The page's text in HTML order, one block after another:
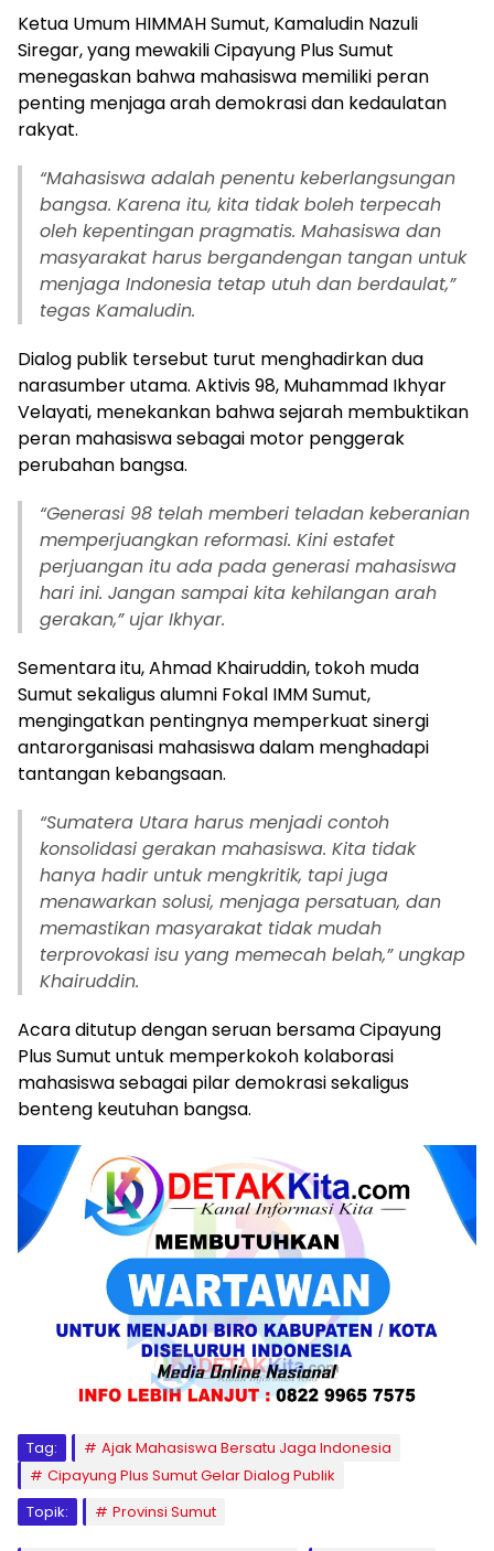
Ketua Umum HIMMAH Sumut, Kamaludin Nazuli
Siregar, yang mewakili Cipayung Plus Sumut
menegaskan bahwa mahasiswa memiliki peran
penting menjaga arah demokrasi dan kedaulatan
rakyat.
“Mahasiswa adalah penentu keberlangsungan
bangsa. Karena itu, kita tidak boleh terpecah
oleh kepentingan pragmatis. Mahasiswa dan
masyarakat harus bergandengan tangan untuk
menjaga Indonesia tetap utuh dan berdaulat,”
tegas Kamaludin.
Dialog publik tersebut turut menghadirkan dua
narasumber utama. Aktivis 98, Muhammad Ikhyar
Velayati, menekankan bahwa sejarah membuktikan
peran mahasiswa sebagai motor penggerak
perubahan bangsa.
“Generasi 98 telah memberi teladan keberanian
memperjuangkan reformasi. Kini estafet
perjuangan itu ada pada generasi mahasiswa
hari ini. Jangan sampai kita kehilangan arah
gerakan,” ujar Ikhyar.
Sementara itu, Ahmad Khairuddin, tokoh muda
Sumut sekaligus alumni Fokal IMM Sumut,
mengingatkan pentingnya memperkuat sinergi
antarorganisasi mahasiswa dalam menghadapi
tantangan kebangsaan.
“Sumatera Utara harus menjadi contoh
konsolidasi gerakan mahasiswa. Kita tidak
hanya hadir untuk mengkritik, tapi juga
menawarkan solusi, menjaga persatuan, dan
memastikan masyarakat tidak mudah
terprovokasi isu yang memecah belah,” ungkap
Khairuddin.
Acara ditutup dengan seruan bersama Cipayung
Plus Sumut untuk memperkokoh kolaborasi
mahasiswa sebagai pilar demokrasi sekaligus
benteng keutuhan bangsa.
Tag:
Ajak Mahasiswa Bersatu Jaga Indonesia
Cipayung Plus Sumut Gelar Dialog Publik
Topik:
Provinsi Sumut